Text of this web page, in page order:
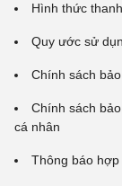
Hình thức
Quy ước sử
Chính sách
Chính sách
cá nhân
Thông báo hợp